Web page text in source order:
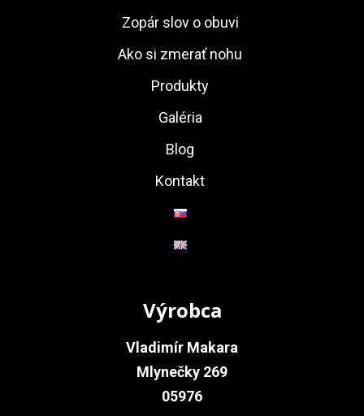
Zopár slov o obuvi
Ako si zmerať nohu
Produkty
Galéria
Blog
Kontakt
Výrobca
Vladimír Makara
Mlynečky 269
05976